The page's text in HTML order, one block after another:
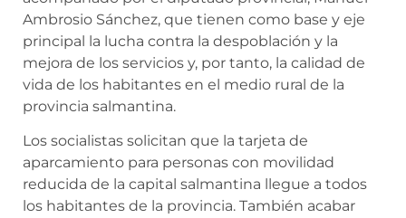
Ambrosio Sánchez, que tienen como base y eje
principal la lucha contra la despoblación y la
mejora de los servicios y, por tanto, la calidad de
vida de los habitantes en el medio rural de la
provincia salmantina.
Los socialistas solicitan que la tarjeta de
aparcamiento para personas con movilidad
reducida de la capital salmantina llegue a todos
los habitantes de la provincia. También acabar